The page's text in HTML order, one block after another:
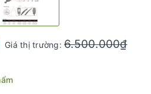
Giá thị trường:6.500.000₫